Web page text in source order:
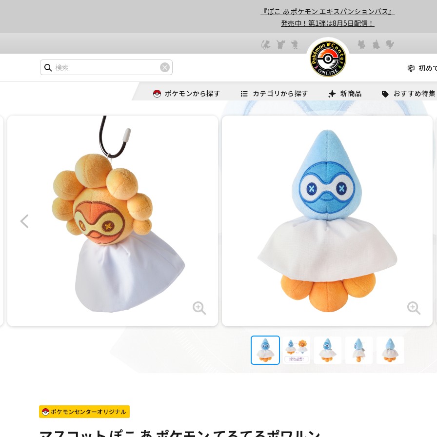
『ぽこ あ ポケモン エキスパンションパス』
発売中！第1弾は8月5日配信！
初め
ポケモンから探す カテゴリから探す 新商品 おすすめ特集
ポケモンセンターオリジナル